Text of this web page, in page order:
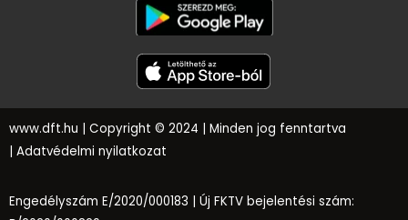
www.dft.hu | Copyright © 2024 | Minden jog fenntartva
| Adatvédelmi nyilatkozat
Engedélyszám E/2020/000183 | Új FKTV bejelentési szám: